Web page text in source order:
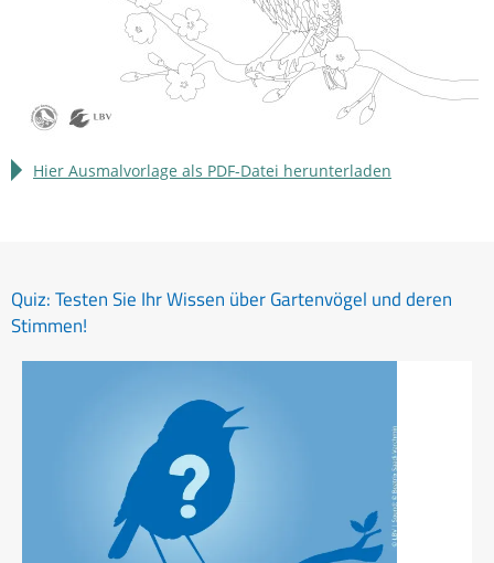
Hier Ausmalvorlage als PDF-Datei herunterladen
Quiz: Testen Sie Ihr Wissen über Gartenvögel und deren
Stimmen!